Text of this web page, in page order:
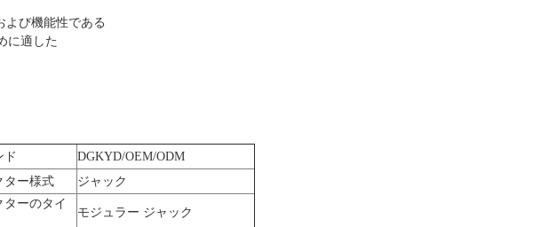
よび機能性である
に適した
ド
DGKYD/OEM/ODM
ター様式 ジャック
ターのタイ
モジュラー ジャック